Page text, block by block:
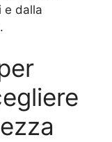
e dalla